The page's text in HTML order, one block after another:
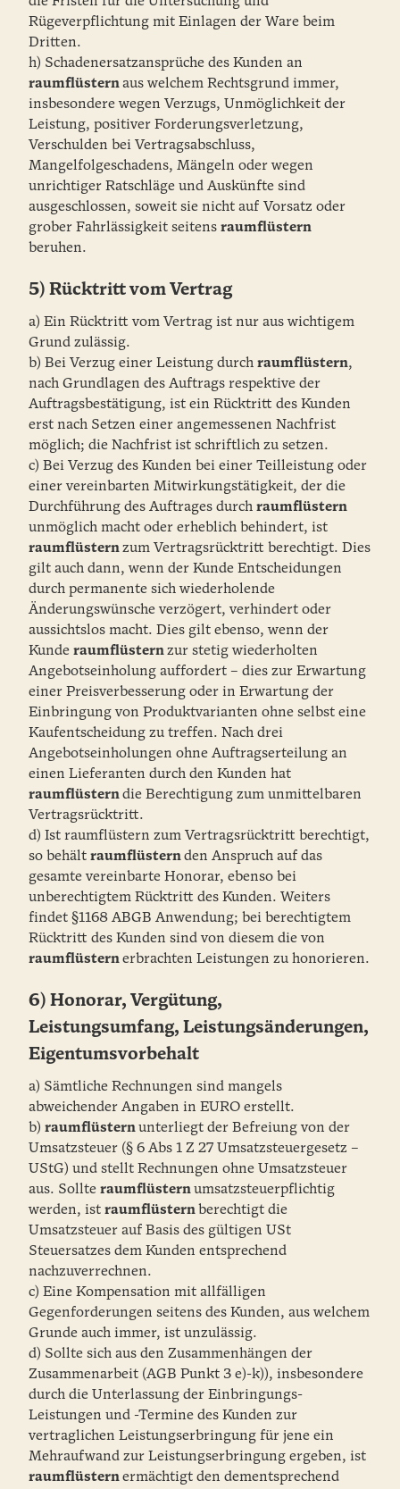
Rügeverpflichtung mit Einlagen der Ware beim
Dritten.
h) Schadenersatzansprüche des Kunden an
raumflüsternaus welchem Rechtsgrund immer,
insbesondere wegen Verzugs, Unmöglichkeit der
Leistung, positiver Forderungsverletzung,
Verschulden bei Vertragsabschluss,
Mangelfolgeschadens, Mängeln oder wegen
unrichtiger Ratschläge und Auskünfte sind
ausgeschlossen, soweit sie nicht auf Vorsatz oder
grober Fahrlässigkeit seitens raumflüstern
beruhen.
5) Rücktritt vom Vertrag
a) Ein Rücktritt vom Vertrag ist nur aus wichtigem
Grund zulässig.
b) Bei Verzug einer Leistung durch raumflüstern,
nach Grundlagen des Auftrags respektive der
Auftragsbestätigung, ist ein Rücktritt des Kunden
erst nach Setzen einer angemessenen Nachfrist
möglich; die Nachfrist ist schriftlich zu setzen.
c) Bei Verzug des Kunden bei einer Teilleistung oder
einer vereinbarten Mitwirkungstätigkeit, der die
Durchführung des Auftrages durch raumflüstern
unmöglich macht oder erheblich behindert, ist
raumflüsternzum Vertragsrücktritt berechtigt. Dies
gilt auch dann, wenn der Kunde Entscheidungen
durch permanente sich wiederholende
Änderungswünsche verzögert, verhindert oder
aussichtslos macht. Dies gilt ebenso, wenn der
Kunde raumflüsternzur stetig wiederholten
Angebotseinholung auffordert – dies zur Erwartung
einer Preisverbesserung oder in Erwartung der
Einbringung von Produktvarianten ohne selbst eine
Kaufentscheidung zu treffen. Nach drei
Angebotseinholungen ohne Auftragserteilung an
einen Lieferanten durch den Kunden hat
raumflüsterndie Berechtigung zum unmittelbaren
Vertragsrücktritt.
d) Ist raumflüstern zum Vertragsrücktritt berechtigt,
so behält raumflüsternden Anspruch auf das
gesamte vereinbarte Honorar, ebenso bei
unberechtigtem Rücktritt des Kunden. Weiters
findet §1168 ABGB Anwendung; bei berechtigtem
Rücktritt des Kunden sind von diesem die von
raumflüsternerbrachten Leistungen zu honorieren.
6) Honorar, Vergütung,
Leistungsumfang, Leistungsänderungen,
Eigentumsvorbehalt
a) Sämtliche Rechnungen sind mangels
abweichender Angaben in EURO erstellt.
b) raumflüsternunterliegt der Befreiung von der
Umsatzsteuer (§ 6 Abs 1 Z 27 Umsatzsteuergesetz –
UStG) und stellt Rechnungen ohne Umsatzsteuer
aus. Sollte raumflüsternumsatzsteuerpflichtig
werden, ist raumflüstern berechtigt die
Umsatzsteuer auf Basis des gültigen USt
Steuersatzes dem Kunden entsprechend
nachzuverrechnen.
c) Eine Kompensation mit allfälligen
Gegenforderungen seitens des Kunden, aus welchem
Grunde auch immer, ist unzulässig.
d) Sollte sich aus den Zusammenhängen der
Zusammenarbeit (AGB Punkt 3 e)-k)), insbesondere
durch die Unterlassung der Einbringungs-
Leistungen und -Termine des Kunden zur
vertraglichen Leistungserbringung für jene ein
Mehraufwand zur Leistungserbringung ergeben, ist
raumflüsternermächtigt den dementsprechend